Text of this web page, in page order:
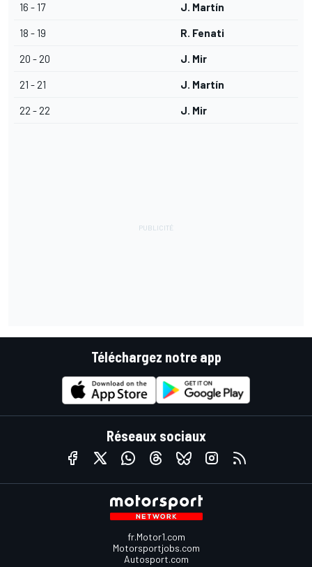
16 - 17 J. Martín
18 - 19 R. Fenati
20 - 20 J. Mir
21 - 21 J. Martín
22 - 22 J. Mir
Téléchargez notre app
Réseaux sociaux
fr.Motor1.com
Motorsportjobs.com
Autosport.com